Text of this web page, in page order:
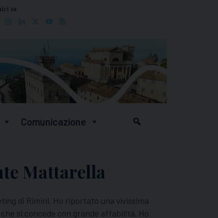
su
Facebook
Instagram
LinkedIn YouTube
Comunicazione
Mattarella
di Rimini. Ho riportato una vivissima
si concede con grande affabilità. Ho